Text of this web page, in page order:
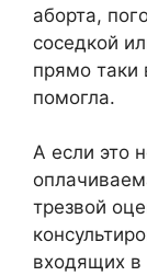
аборта,
соседкой
прямо таки
помогла.
А если это
трезвой
входящих